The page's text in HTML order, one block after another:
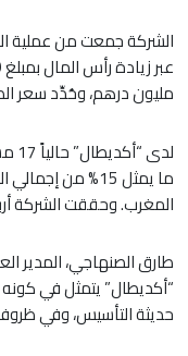
مليون درهم، وحُدِّد سعر الطرح عند 300 درهم
ما يمثل 15% من
المغرب. وحققت الشركة أرباحاً فاقت 43 مليون
طارق الصنهاجي، المدير
حديثة التأسيس، وفي